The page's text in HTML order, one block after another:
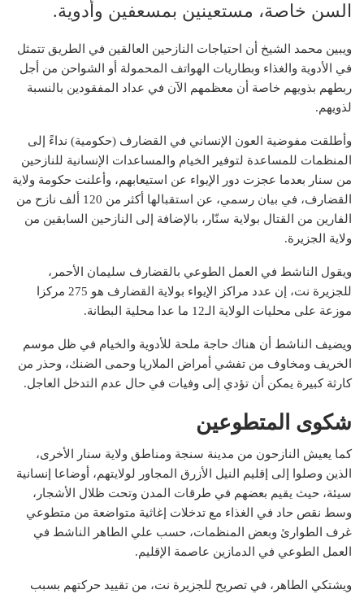
السن خاصة، مستعينين بمسعفين وأدوية.
ويبين محمد الشيخ أن احتياجات النازحين العالقين في الطريق تتمثل
في الأدوية والغذاء وبطاريات الهواتف المحمولة أو الشواحن من أجل
ربطهم بذويهم خاصة أن معظمهم الآن في عداد المفقودين بالنسبة
لذويهم.
وأطلقت مفوضية العون الإنساني في القضارف (حكومية) نداءً إلى
المنظمات للمساعدة لتوفير الخيام والمساعدات الإنسانية للنازحين
من سنار بعدما عجزت دور الإيواء عن استيعابهم، وأعلنت حكومة ولاية
القضارف، في بيان رسمي، عن استقبالها أكثر من 120 ألف نازح من
الفارين من القتال بولاية سنّار، بالإضافة إلى النازحين السابقين من
ولاية الجزيرة.
ويقول الناشط في العمل الطوعي بالقضارف سليمان الأحمر،
للجزيرة نت، إن عدد مراكز الإيواء بولاية القضارف هو 275 مركزا
موزعة على محليات الولاية الـ12 ما عدا محلية البطانة.
ويضيف الناشط أن هناك حاجة ملحة للأدوية والخيام في ظل موسم
الخريف ومخاوف من تفشي أمراض الملاريا وحمى الضنك، وحذر من
كارثة كبيرة يمكن أن تؤدي إلى وفيات في حال عدم التدخل العاجل.
شكوى المتطوعين
كما يعيش النازحون من مدينة سنجة ومناطق ولاية سنار الأخرى،
الذين وصلوا إلى إقليم النيل الأزرق المجاور لولايتهم، أوضاعا إنسانية
سيئة، حيث يقيم بعضهم في طرقات المدن وتحت ظلال الأشجار،
وسط نقص حاد في الغذاء مع تدخلات إغاثية متواضعة من متطوعي
غرف الطوارئ وبعض المنظمات، حسب علي الطاهر الناشط في
العمل الطوعي في الدمازين عاصمة الإقليم.
ويشتكي الطاهر، في تصريح للجزيرة نت، من تقييد حركتهم بسبب